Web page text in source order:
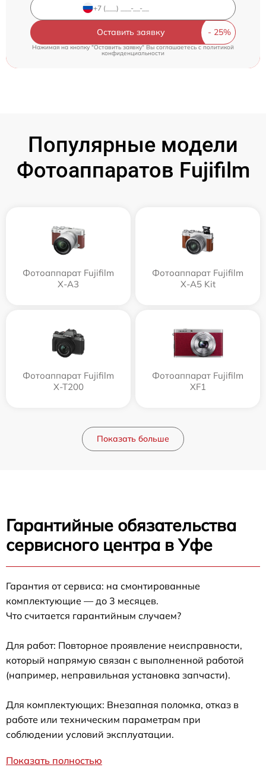
Оставить заявку
Нажимая на кнопку "Оставить заявку" Вы соглашаетесь c политикой
конфиденциальности
Популярные модели
Фотоаппаратов Fujifilm
Фотоаппарат Fujifilm
X-A3
Фотоаппарат Fujifilm
X-A5 Kit
Фотоаппарат Fujifilm
X-T200
Фотоаппарат Fujifilm
XF1
Показать больше
Гарантийные обязательства
сервисного центра в Уфе
Гарантия от сервиса: на смонтированные
комплектующие — до 3 месяцев.
Что считается гарантийным случаем?
Для работ: Повторное проявление неисправности,
который напрямую связан с выполненной работой
(например, неправильная установка запчасти).
Для комплектующих: Внезапная поломка, отказ в
работе или техническим параметрам при
соблюдении условий эксплуатации.
Показать полностью